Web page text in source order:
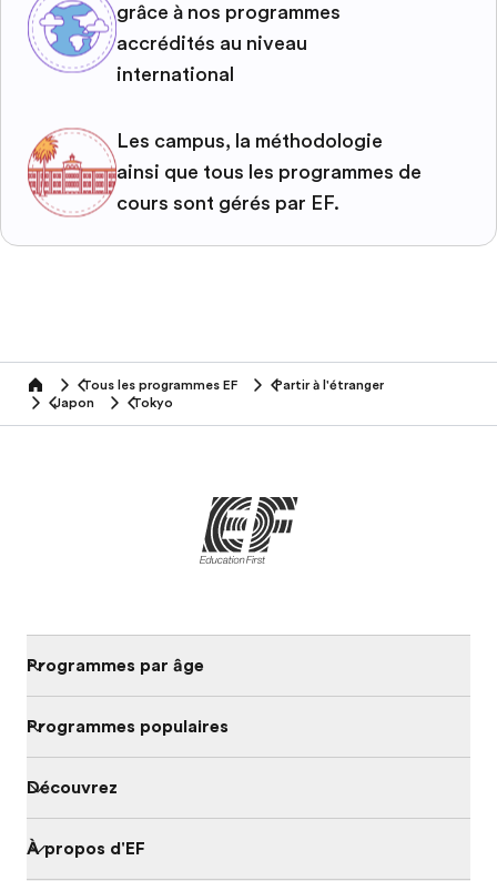
grâce à nos programmes
accrédités au niveau
international
Les campus, la méthodologie
ainsi que tous les programmes de
cours sont gérés par EF.
home Tous les programmes EF
Partir à l'étranger
Japon
Tokyo
Programmes par âge
Programmes populaires
Découvrez
À propos d'EF